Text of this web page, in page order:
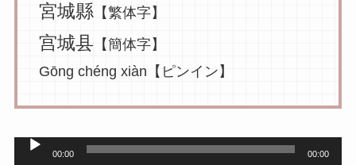
宮城縣【繁体字】
宫城县 【簡体字】
Gōng chéng xiàn【ピンイン】
00:00 00:00